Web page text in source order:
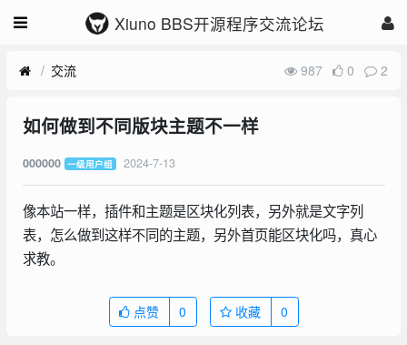
Xiuno BBS开源程序交流论坛
交流 987 0 2
如何做到不同版块主题不一样
000000 一级用户组 2024-7-13
像本站一样，插件和主题是区块化列表，另外就是文字列
表，怎么做到这样不同的主题，另外首页能区块化吗，真心
求教。
点赞 0 收藏 0